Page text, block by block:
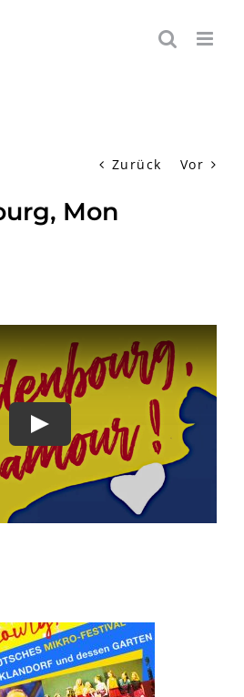
Zurück Vor
Mon